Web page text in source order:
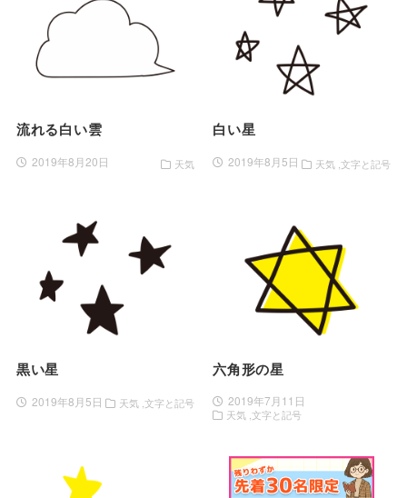
流れる白い雲
2019年8月20日 天気
白い星
2019年8月5日 天気 文字と記号
黒い星
2019年8月5日 天気 文字と記号
六角形の星
2019年7月11日
天気 文字と記号